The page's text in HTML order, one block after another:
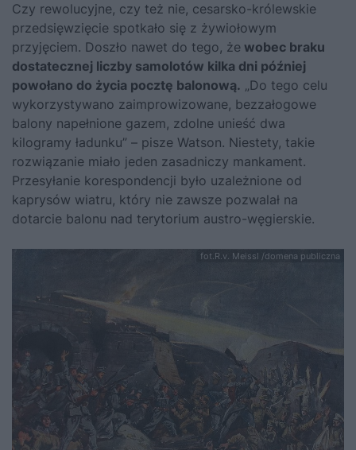
Czy rewolucyjne, czy też nie, cesarsko-królewskie
przedsięwzięcie spotkało się z żywiołowym
przyjęciem. Doszło nawet do tego, że wobec braku
dostatecznej liczby samolotów kilka dni później
powołano do życia pocztę balonową. „Do tego celu
wykorzystywano zaimprowizowane, bezzałogowe
balony napełnione gazem, zdolne unieść dwa
kilogramy ładunku” – pisze Watson. Niestety, takie
rozwiązanie miało jeden zasadniczy mankament.
Przesyłanie korespondencji było uzależnione od
kaprysów wiatru, który nie zawsze pozwalał na
dotarcie balonu nad terytorium austro-węgierskie.
fot.R.v. Meissl /domena publiczna